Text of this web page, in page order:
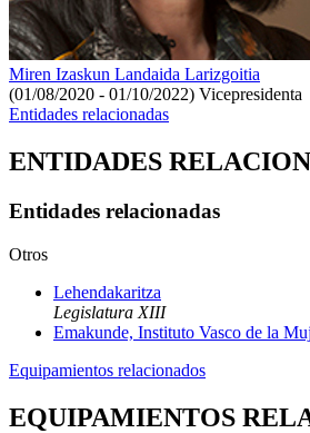
Miren Izaskun Landaida Larizgoitia
(01/08/2020 - 01/10/2022) Vicepresidenta
Entidades relacionadas
ENTIDADES
Entidades relacionadas
Otros
Lehendakaritza
Legislatura XIII
Emakunde, Instituto Vasco de la
Equipamientos relacionados
EQUIPAMIENTOS